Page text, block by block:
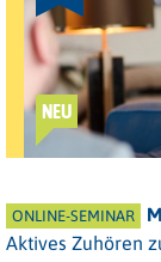
NEU
ONLINE-SEMINAR
Aktives Zuhören